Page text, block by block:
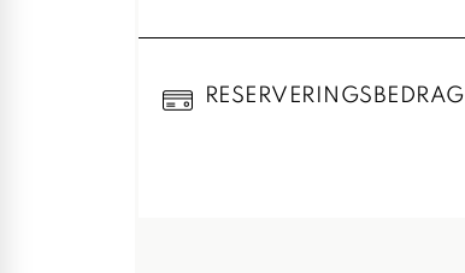
RESERVERINGSBEDRAG